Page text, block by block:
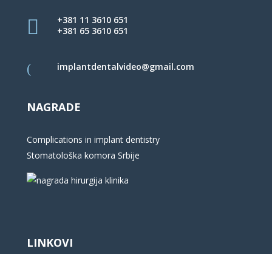
+381 11 3610 651
+381 65 3610 651
implantdentalvideo@gmail.com
NAGRADE
Complications in implant dentistry
Stomatološka komora Srbije
LINKOVI